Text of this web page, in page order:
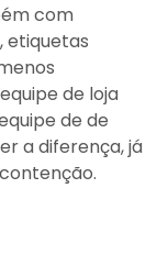
com
etiquetas
de loja
de de
a diferença, já